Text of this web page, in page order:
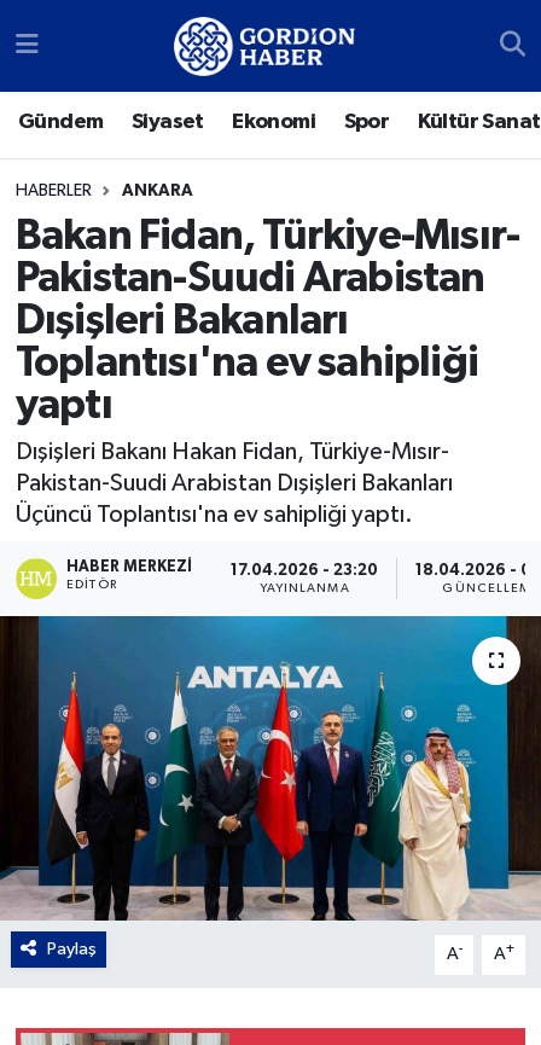
Gündem Siyaset Ekonomi Spor Kültür Sanat
HABERLER ANKARA
Bakan Fidan, Türkiye-Mısır-
Pakistan-Suudi Arabistan
Dışişleri Bakanları
Toplantısı'na ev sahipliği
yaptı
Dışişleri Bakanı Hakan Fidan, Türkiye-Mısır-
Pakistan-Suudi Arabistan Dışişleri Bakanları
Üçüncü Toplantısı'na ev sahipliği yaptı.
HABER MERKEZI
EDITÖR
17.04.2026 - 23:20
YAYINLANMA
18.04.2026 -
GÜNCELLEME
Paylaş A- A+
Sosyal Medya Hesaplarımız
Siyaset
Ekonomi
Spor
Kültür Sanat
Türk Dünyası
Polatlı
Gordion
Ankara Nöbetçi Eczaneler
Ankara Trafik Yoğunluk Haritası
Süper Lig Puan Durumu ve Fikstür
Tüm Manşetler
Son Dakika Haberleri
Haber Arşivi